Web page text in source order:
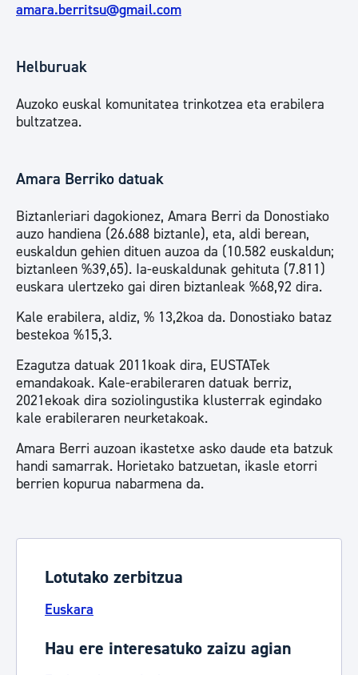
amara.berritsu@gmail.com
Helburuak
Auzoko euskal komunitatea trinkotzea eta erabilera
bultzatzea.
Amara Berriko datuak
Biztanleriari dagokionez, Amara Berri da Donostiako
auzo handiena (26.688 biztanle), eta, aldi berean,
euskaldun gehien dituen auzoa da (10.582 euskaldun;
biztanleen %39,65). Ia-euskaldunak gehituta (7.811)
euskara ulertzeko gai diren biztanleak %68,92 dira.
Kale erabilera, aldiz, % 13,2koa da. Donostiako bataz
bestekoa %15,3.
Ezagutza datuak 2011koak dira, EUSTATek
emandakoak. Kale-erabileraren datuak berriz,
2021ekoak dira soziolingustika klusterrak egindako
kale erabileraren neurketakoak.
Amara Berri auzoan ikastetxe asko daude eta batzuk
handi samarrak. Horietako batzuetan, ikasle etorri
berrien kopurua nabarmena da.
Lotutako zerbitzua
Euskara
Hau ere interesatuko zaizu agian